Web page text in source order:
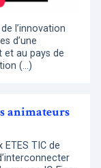
l’innovation
d’une
et au pays de
(…)
animateurs
TIC de